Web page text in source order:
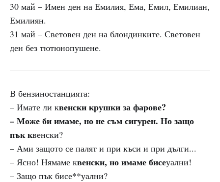
30 май – Имен ден на Емилия, Ема, Емил, Емилиан,
Емилиян.
31 май – Световен ден на блондинките. Световен
ден без тютюнопушене.
В бензиностанцията:
– Имате ли квенски крушки за фарове?
– Може би имаме, но не съм сигурен. Но защо
пък квенски?
– Ами защото се палят и при къси и при дълги...
– Ясно! Нямаме квенски, но имаме бисеуални!
– Защо пък бисе**уални?